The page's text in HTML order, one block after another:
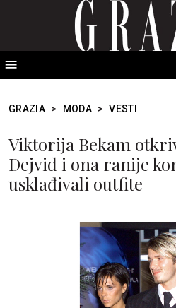
GRAZIA > MODA > VESTI
Viktorija Bekam
Dejvid i ona ranije
usklađivali outfite